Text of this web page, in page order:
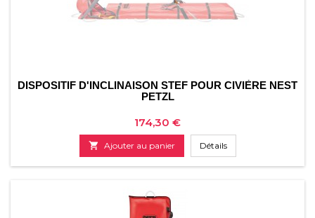
DISPOSITIF D'INCLINAISON STEF POUR CIVIÈRE NEST
PETZL
Prix
174,30 €
 Ajouter au panier Détails